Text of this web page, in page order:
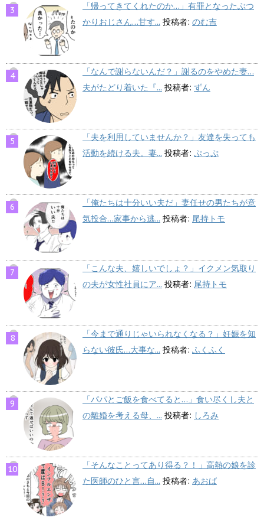
「帰ってきてくれたのか…」有罪となったぶつ
かりおじさん…甘す... 投稿者: のむ吉
「なんで謝らないんだ？」謝るのをやめた妻…
夫がたどり着いた『... 投稿者: ずん
「夫を利用していませんか？」友達を失っても
活動を続ける夫。妻... 投稿者: ぷっぷ
「俺たちは十分いい夫だ」妻任せの男たちが意
気投合…家事から逃... 投稿者: 尾持トモ
「こんな夫、嬉しいでしょ？」イクメン気取り
の夫が女性社員にア... 投稿者: 尾持トモ
「今まで通りじゃいられなくなる？」妊娠を知
らない彼氏…大事な... 投稿者: ふくふく
「パパとご飯を食べてると…」食い尽くし夫と
の離婚を考える母、... 投稿者: しろみ
「そんなことってあり得る？！」高熱の娘を診
た医師のひと言…自... 投稿者: あおば